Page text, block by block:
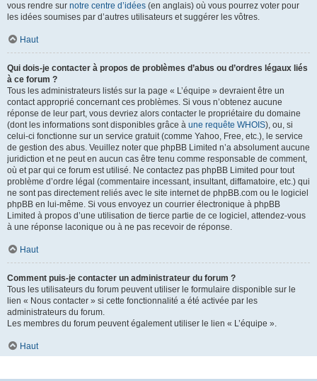
vous rendre sur notre centre d’idées (en anglais) où vous pourrez voter pour
les idées soumises par d’autres utilisateurs et suggérer les vôtres.
Haut
Qui dois-je contacter à propos de problèmes d’abus ou d’ordres légaux liés
à ce forum ?
Tous les administrateurs listés sur la page « L’équipe » devraient être un
contact approprié concernant ces problèmes. Si vous n’obtenez aucune
réponse de leur part, vous devriez alors contacter le propriétaire du domaine
(dont les informations sont disponibles grâce à une requête WHOIS), ou, si
celui-ci fonctionne sur un service gratuit (comme Yahoo, Free, etc.), le service
de gestion des abus. Veuillez noter que phpBB Limited n’a absolument aucune
juridiction et ne peut en aucun cas être tenu comme responsable de comment,
où et par qui ce forum est utilisé. Ne contactez pas phpBB Limited pour tout
problème d’ordre légal (commentaire incessant, insultant, diffamatoire, etc.) qui
ne sont pas directement reliés avec le site internet de phpBB.com ou le logiciel
phpBB en lui-même. Si vous envoyez un courrier électronique à phpBB
Limited à propos d’une utilisation de tierce partie de ce logiciel, attendez-vous
à une réponse laconique ou à ne pas recevoir de réponse.
Haut
Comment puis-je contacter un administrateur du forum ?
Tous les utilisateurs du forum peuvent utiliser le formulaire disponible sur le
lien « Nous contacter » si cette fonctionnalité a été activée par les
administrateurs du forum.
Les membres du forum peuvent également utiliser le lien « L’équipe ».
Haut